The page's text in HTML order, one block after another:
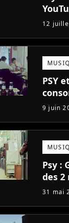
12
PSY
9 juin
Psy :
des 2
31 mai